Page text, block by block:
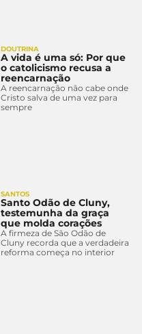
DOUTRINA
A vida é uma só: Por que
o catolicismo recusa a
reencarnação
A reencarnação não cabe onde
Cristo salva de uma vez para
sempre
SANTOS
Santo Odão de Cluny,
testemunha da graça
que molda corações
A firmeza de São Odão de
Cluny recorda que a verdadeira
reforma começa no interior